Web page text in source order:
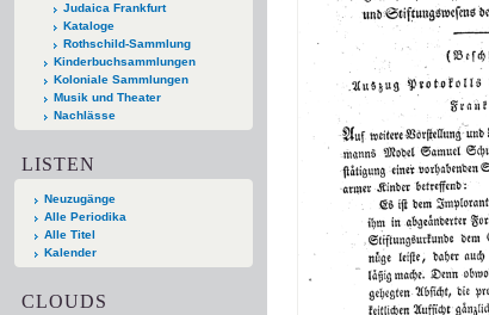
Judaica Frankfurt
Kataloge
Rothschild-Sammlung
Kinderbuchsammlungen
Koloniale Sammlungen
Musik und Theater
Nachlässe
LISTEN
Neuzugänge
Alle Periodika
Alle Titel
Kalender
CLOUDS